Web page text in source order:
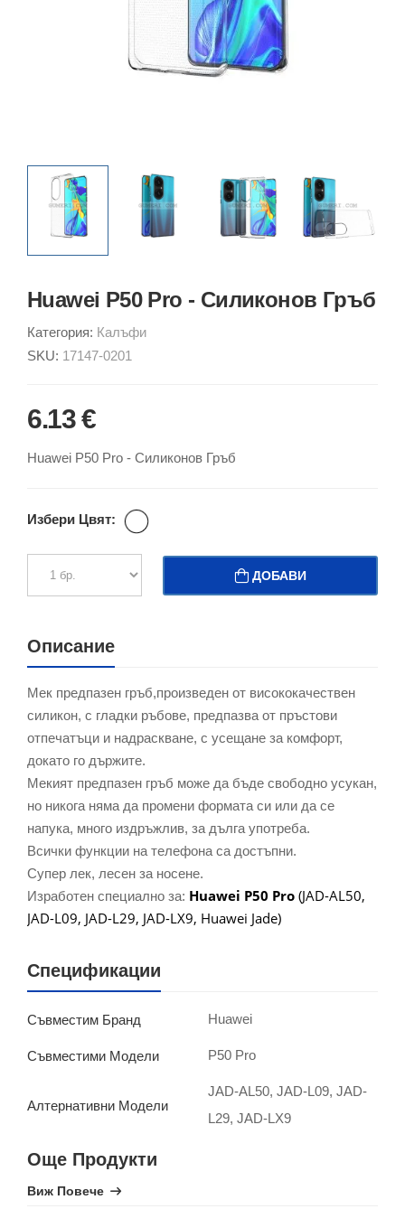
Huawei P50 Pro - Силиконов Гръб
Категория: Калъфи
SKU: 17147-0201
6.13 €
Huawei P50 Pro - Силиконов Гръб
Избери Цвят:
ДОБАВИ
Описание
Мек предпазен гръб,произведен от висококачествен
силикон, с гладки ръбове, предпазва от пръстови
отпечатъци и надраскване, с усещане за комфорт,
докато го държите.
Мекият предпазен гръб може да бъде свободно усукан,
но никога няма да промени формата си или да се
напука, много издръжлив, за дълга употреба.
Всички функции на телефона са достъпни.
Супер лек, лесен за носене.
Изработен специално за: Huawei P50 Pro (JAD-AL50,
JAD-L09, JAD-L29, JAD-LX9, Huawei Jade)
Спецификации
Съвместим Бранд Huawei
Съвместими Модели P50 Pro
Алтернативни Модели
JAD-AL50, JAD-L09, JAD-
L29, JAD-LX9
Още Продукти
Виж Повече